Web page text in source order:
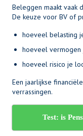
Beleggen maakt vaak
De keuze voor BV of
hoeveel belasting
hoeveel
hoeveel risico je
Een jaarlijkse
verrassingen.
Test: is